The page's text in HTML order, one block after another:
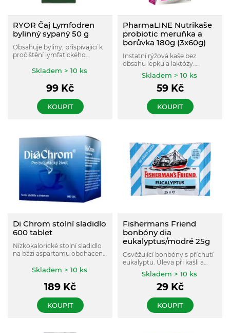
RYOR Čaj Lymfodren
bylinný sypaný 50 g
Obsahuje byliny, přispívající k
pročištění lymfatického
osvěžení. Díky obsaženým
sladkokyselou chuť.
Skladem > 10 ks
99 Kč
KOUPIT
PharmaLINE Nutrikaše
probiotic meruňka a
borůvka 180g (3x60g)
Instatní rýžová kaše bez
obsahu lepku a laktózy.
Obsahuje 10 vitamínů a
minerálních prvků,
probiotické kultury Bacillus
coagulans a vysoký obsah
kvalitní vlákniny z čekanky.
Skladem > 10 ks
59Kč
KOUPIT
Di Chrom stolní sladidlo
600 tablet
Nízkokalorické stolní sladidlo
na bázi aspartamu obohacené
chrómem.Skladem > 10 ks
189 Kč
KOUPIT
Fishermans Friend
bonbóny dia
eukalyptus/modré 25g
Osvěžující bonbóny s příchutí
eukalyptu. Úleva při kašli a
nachlazení.Skladem > 10 ks
29Kč
KOUPIT